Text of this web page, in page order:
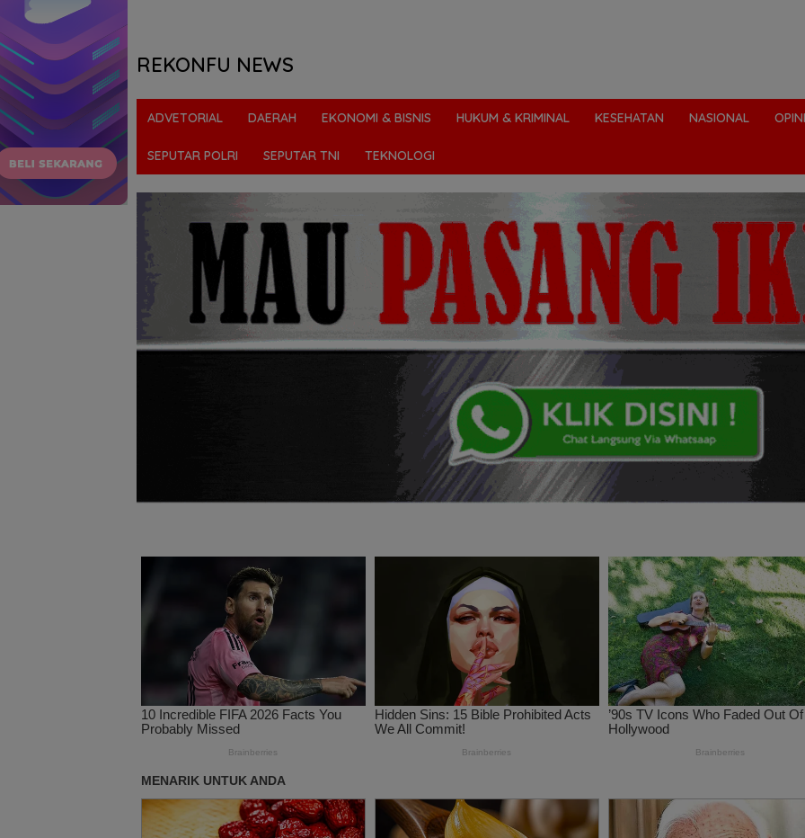
REKONFU NEWS
Berani
Transparan
ADVETORIAL DAERAH EKONOMI & BISNIS HUKUM & KRIMINAL KESEHATAN NASIONAL OPINI
SEPUTAR POLRI SEPUTAR TNI TEKNOLOGI